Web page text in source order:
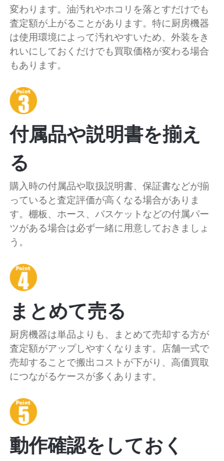
変わります。油汚れやホコリを落とすだけでも
査定額が上がることがあります。特に厨房機器
は使用環境によって汚れやすいため、外装をき
れいにしておくだけでも買取価格が変わる場合
もあります。
付属品や説明書を揃え
る
購入時の付属品や取扱説明書、保証書などが揃
っていると査定評価が高くなる場合がありま
す。棚板、ホース、バスケットなどの付属パー
ツがある場合は必ず一緒に用意しておきましょ
う。
まとめて売る
厨房機器は単品よりも、まとめて売却する方が
査定額がアップしやすくなります。店舗一式で
売却することで搬出コストが下がり、高価買取
につながるケースが多くあります。
動作確認をしておく